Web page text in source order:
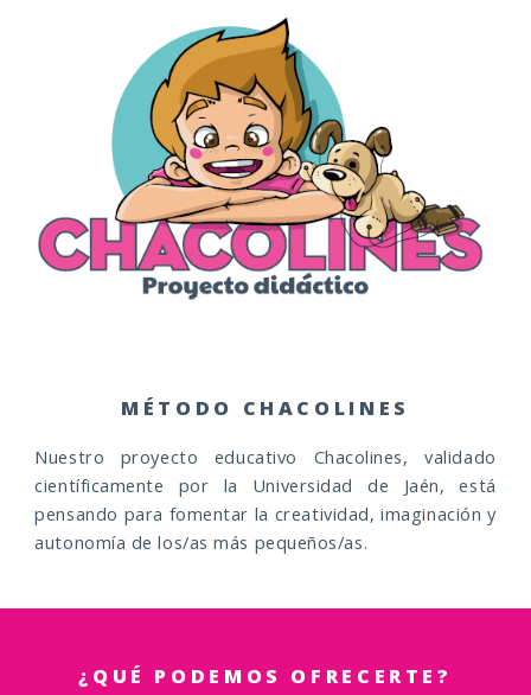
MÉTODO CHACOLINES
Nuestro proyecto educativo Chacolines, validado
científicamente por la Universidad de Jaén, está
pensando para fomentar la creatividad, imaginación y
autonomía de los/as más pequeños/as.
¿QUÉ PODEMOS OFRECERTE?